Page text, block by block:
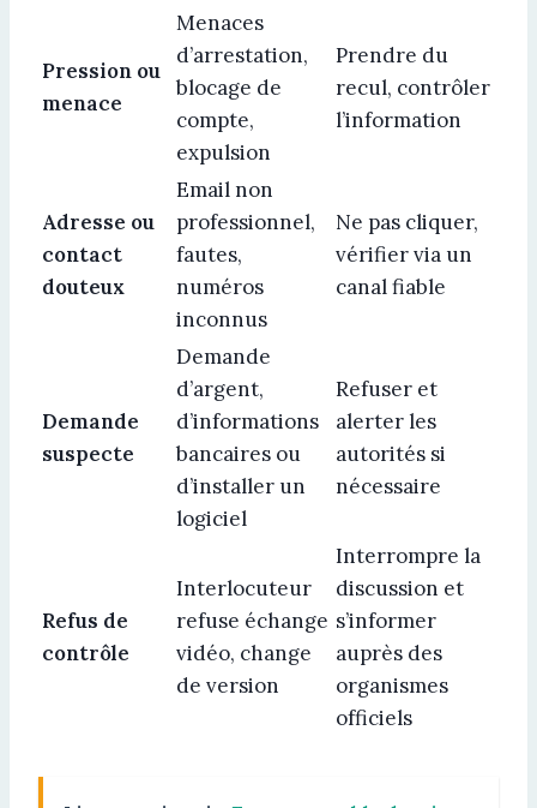
Pression ou
menace
Menaces
d’arrestation,
blocage de
compte,
expulsion
Prendre du
recul, contrôler
l’information
Adresse ou
contact
douteux
Email non
professionnel,
fautes,
numéros
inconnus
Ne pas cliquer,
vérifier via un
canal fiable
Demande
suspecte
Demande
d’argent,
d’informations
bancaires ou
d’installer un
logiciel
Refuser et
alerter les
autorités si
nécessaire
Refus de
contrôle
Interlocuteur
refuse échange
vidéo, change
de version
Interrompre la
discussion et
s’informer
auprès des
organismes
officiels